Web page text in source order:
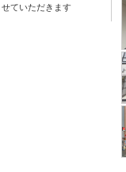
ていただきます